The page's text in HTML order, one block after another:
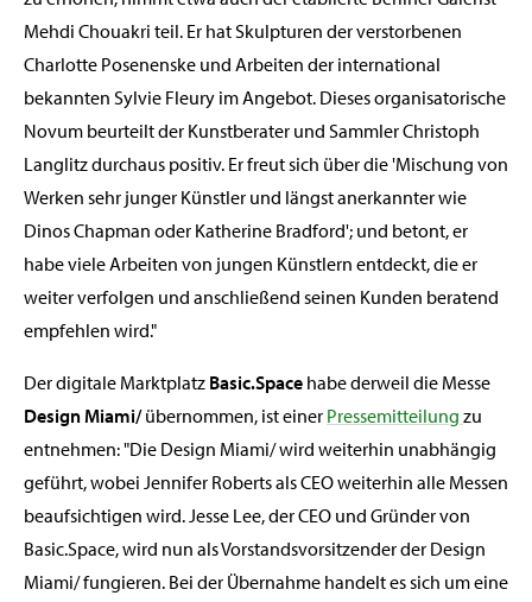
Mehdi Chouakri teil. Er hat Skulpturen der verstorbenen
Charlotte Posenenske und Arbeiten der international
bekannten Sylvie Fleury im Angebot. Dieses organisatorische
Novum beurteilt der Kunstberater und Sammler Christoph
Langlitz durchaus positiv. Er freut sich über die 'Mischung von
Werken sehr junger Künstler und längst anerkannter wie
Dinos Chapman oder Katherine Bradford'; und betont, er
habe viele Arbeiten von jungen Künstlern entdeckt, die er
weiter verfolgen und anschließend seinen Kunden beratend
empfehlen wird."
Der digitale Marktplatz Basic.Space habe derweil die Messe
Design Miami/übernommen, ist einer Pressemitteilung zu
entnehmen: "Die Design Miami/ wird weiterhin unabhängig
geführt, wobei Jennifer Roberts als CEO weiterhin alle Messen
beaufsichtigen wird. Jesse Lee, der CEO und Gründer von
Basic.Space, wird nun als Vorstandsvorsitzender der Design
Miami/ fungieren. Bei der Übernahme handelt es sich um eine